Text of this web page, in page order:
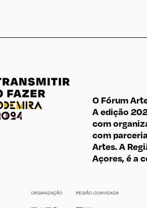
O Fórum
A edição
com
com
Artes. A
Açores, é a